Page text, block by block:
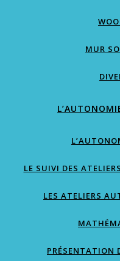
MUR
LE SUIVI DES
LES ATELIERS
PRÉSENTATION